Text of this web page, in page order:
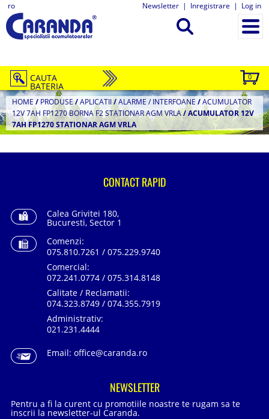
ro Newsletter | Inregistrare | Log in
0
CAUTA
BATERIA
HOME / PRODUSE/APLICATII/ALARME / INTERFOANE /ACUMULATOR
12V 7AH FP1270 BORNA F2 STATIONAR AGM VRLA/ACUMULATOR 12V
7AH FP1270 STATIONAR AGM VRLA
CONTACT RAPID
Calea Grivitei 180,
Bucuresti, Sector 1
Comenzi:
075.810.7261 / 075.229.9740
Comercial:
072.241.0774 / 075.314.8148
Calitate / Reclamatii:
074.323.8749 / 074.355.7919
Administrativ:
021.231.4444
Email: office@caranda.ro
NEWSLETTER
Pentru a fi la curent cu promotiile noastre te rugam sa te
inscrii la newsletter-ul Caranda.